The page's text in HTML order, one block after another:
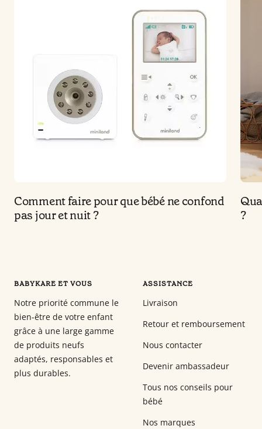
Comment faire pour que bébé ne confond
pas jour et nuit ?
?
BABYKARE ET VOUS
Notre priorité commune le
bien-être de votre enfant
grâce à une large gamme
de produits neufs
adaptés, responsables et
plus durables.
ASSISTANCE
Livraison
Retour et remboursement
Nous contacter
Devenir ambassadeur
Tous nos conseils pour
bébé
Nos marques